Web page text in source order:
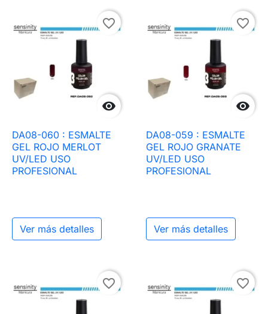

favorite_border
DA08-060 : ESMALTE
GEL ROJO MERLOT
UV/LED USO
PROFESIONAL
Ver más detalles

favorite_border
DA08-059 : ESMALTE
GEL ROJO GRANATE
UV/LED USO
PROFESIONAL
Ver más detalles
favorite_border favorite_border